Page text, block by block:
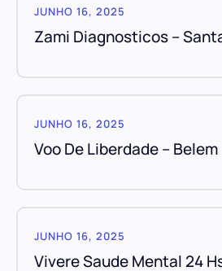
JUNHO 16, 2025
Zami Diagnosticos –
JUNHO 16, 2025
Voo De Liberdade – Belem
JUNHO 16, 2025
Vivere Saude Mental 24